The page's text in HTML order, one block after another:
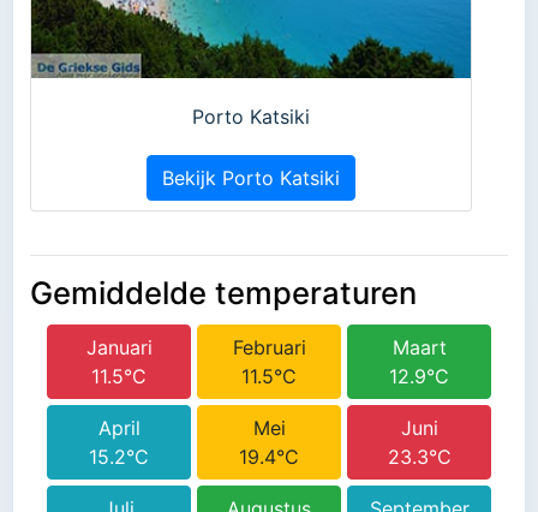
Porto Katsiki
Bekijk Porto Katsiki
Gemiddelde temperaturen
Januari
11.5°C
Februari
11.5°C
Maart
12.9°C
April
15.2°C
Mei
19.4°C
Juni
23.3°C